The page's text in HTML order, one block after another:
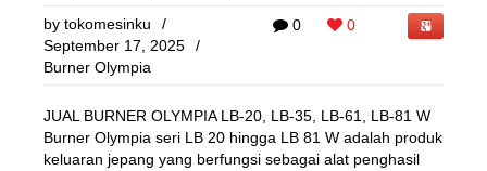
0 0
by tokomesinku
/
September 17, 2025
/
Burner Olympia
JUAL BURNER OLYMPIA LB-20, LB-35, LB-61, LB-81 W
Burner Olympia seri LB 20 hingga LB 81 W adalah produk
keluaran jepang yang berfungsi sebagai alat penghasil